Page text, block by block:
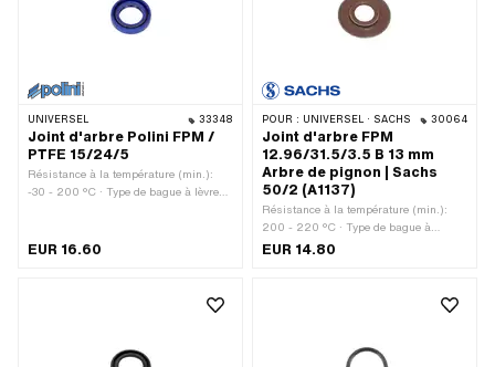
UNIVERSEL 33348
Joint d'arbre Polini FPM /
PTFE 15/24/5
Résistance à la température (min.):
-30 - 200 °C · Type de bague à lèvres:
une lèvre anti-poussière. · Ø extérieur:
(communément appelé Viton) · Lieu
d'utilisation: Universel · Ø intérieur: 15
EUR 16.60
POUR : UNIVERSEL · SACHS 30064
Joint d'arbre FPM
12.96/31.5/3.5 B 13 mm
Arbre de pignon | Sachs
50/2 (A1137)
Résistance à la température (min.):
200 - 220 °C · Type de bague à
lèvres: B - Avec enveloppe extérieure
Fabricant: Sachs · Matériau: FPM /
FKM (communément appelé Viton) ·
intérieur: 12.96 mm
EUR 14.80